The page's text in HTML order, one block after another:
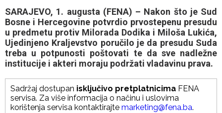
SARAJEVO, 1. augusta (FENA) – Nakon što je Sud
Bosne i Hercegovine potvrdio prvostepenu presudu
u predmetu protiv Milorada Dodika i Miloša Lukića,
Ujedinjeno Kraljevstvo poručilo je da presudu Suda
treba u potpunosti poštovati te da sve nadležne
institucije i akteri moraju podržati vladavinu prava.
Sadržaj dostupan isključivo pretplatnicima FENA
servisa. Za više informacija o načinu i uslovima
korištenja servisa kontaktirajte marketing@fena.ba.